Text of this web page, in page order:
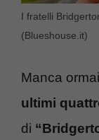
I fratelli
(Blueshouse.it)
Manca
ultimi
di